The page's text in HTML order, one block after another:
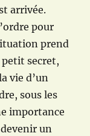
arrivée.
pour
prend
secret,
vie d’un
sous les
importance
un